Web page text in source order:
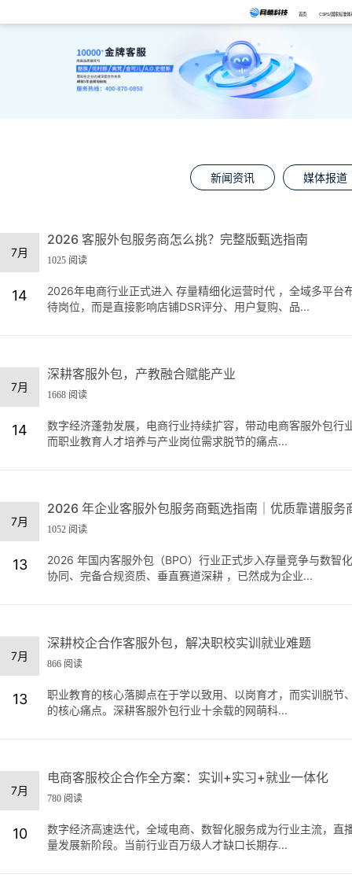
首页 CSPS/国家标准体
新闻资讯 媒体报道
7月
14
2026 客服外包服务商怎么挑？完整版甄选指南
1025 阅读
2026年电商行业正式进入 存量精细化运营时代 ，全域多平
待岗位，而是直接影响店铺DSR评分、用户复购、品...
7月
14
深耕客服外包，产教融合赋能产业
1668 阅读
数字经济蓬勃发展，电商行业持续扩容，带动电商客服外包
而职业教育人才培养与产业岗位需求脱节的痛点...
7月
13
2026 年企业客服外包服务商甄选指南｜优质靠谱服务
1052 阅读
2026 年国内客服外包（BPO）行业正式步入存量竞争与数智
协同、完备合规资质、垂直赛道深耕 ，已然成为企业...
7月
13
深耕校企合作客服外包，解决职校实训就业难题
866 阅读
职业教育的核心落脚点在于学以致用、以岗育才，而实训脱
的核心痛点。深耕客服外包行业十余载的网萌科...
7月
10
电商客服校企合作全方案：实训+实习+就业一体化
780 阅读
数字经济高速迭代，全域电商、数智化服务成为行业主流，
量发展新阶段。当前行业百万级人才缺口长期存...